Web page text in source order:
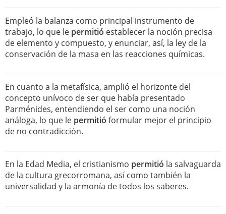
Empleó la balanza como principal instrumento de
trabajo, lo que le permitió establecer la noción precisa
de elemento y compuesto, y enunciar, así, la ley de la
conservación de la masa en las reacciones químicas.
En cuanto a la metafísica, amplió el horizonte del
concepto unívoco de ser que había presentado
Parménides, entendiendo el ser como una noción
análoga, lo que le permitió formular mejor el principio
de no contradicción.
En la Edad Media, el cristianismo permitió la salvaguarda
de la cultura grecorromana, así como también la
universalidad y la armonía de todos los saberes.